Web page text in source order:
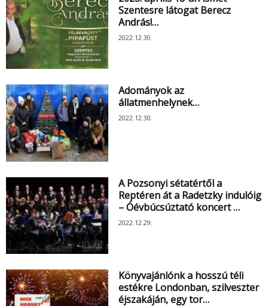
Szentesre látogat Berecz
András!…
2022.12.30.
Adományok az
állatmenhelynek…
2022.12.30.
A Pozsonyi sétatértől a
Reptéren át a Radetzky indulóig
– Óévbúcsúztató koncert …
2022.12.29.
Könyvajánlónk a hosszú téli
estékre Londonban, szilveszter
éjszakáján, egy tor…